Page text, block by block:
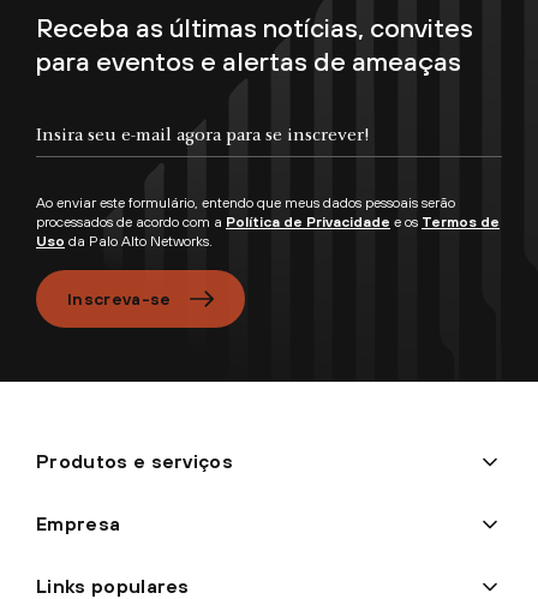
Receba as últimas notícias, convites
para eventos e alertas de ameaças
Ao enviar este formulário, entendo que meus dados pessoais serão
processados de acordo com a Política de Privacidade e os Termos de
Uso da Palo Alto Networks.
Inscreva-se
Produtos e serviços
Empresa
Links populares